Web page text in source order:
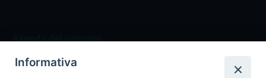
Agenda del vescovo
Agenda del vescovo
Informativa